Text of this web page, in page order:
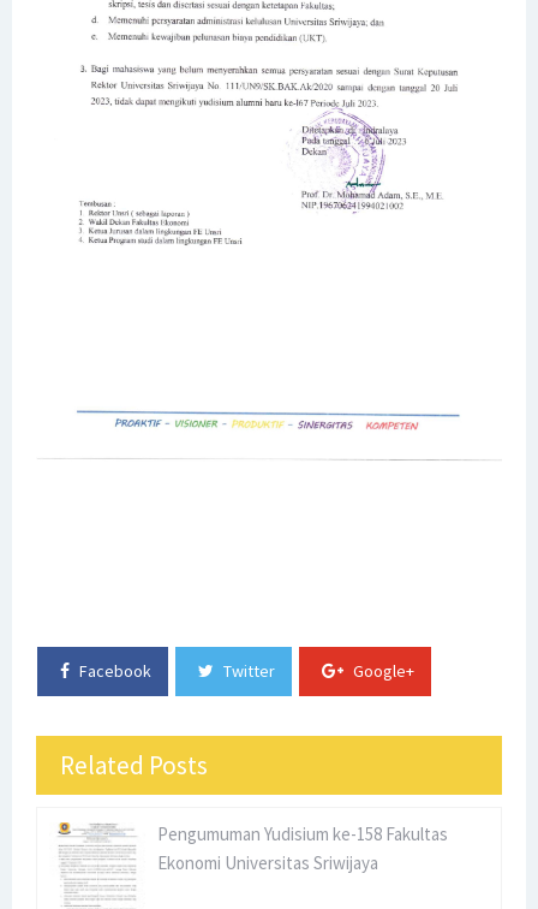
WORKSHOP KURIKULUM JURUSAN MANAJEMEN
KULIAH UMUM JURUSAN MANAJEMEN
Focus Group Discussion
Universitas Sriwijaya Meraih Top 8 National Ranked versi
Times Higher Education
Program Studi S1 Manajemen Fakultas Ekonomi
Universitas Sriwijaya meraih Akreditasi Unggul
Program Pertukaran Mahasiswa Merdeka (PMM) Outbound
Penerimaan Dosen CPNS TA 2024 Jurusan Manajemen
Fakultas Ekonomi Universitas Sriwijaya
Facebook Twitter Google+
Related Posts
Pengumuman Yudisium ke-158 Fakultas
Ekonomi Universitas Sriwijaya